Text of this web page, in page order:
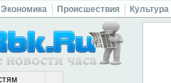
Экономика Происшествия Культура